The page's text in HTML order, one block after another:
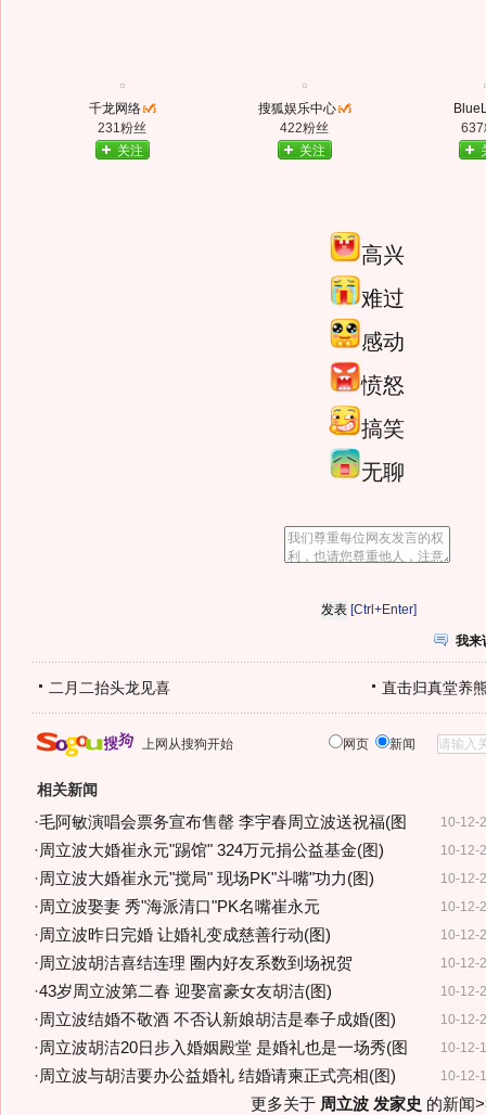
千龙网络
231粉丝
关注
搜狐娱乐中心
422粉丝
关注
637
高兴
难过
感动
愤怒
搞笑
无聊
[Ctrl+Enter]
我来
二月二抬头龙见喜 直击归真堂养
上网从搜狗开始 网页 新闻
相关新闻
10-12-
·毛阿敏演唱会票务宣布售罄 李宇春周立波送祝福(图
10-12-
·周立波大婚崔永元"踢馆" 324万元捐公益基金(图)
10-12-
·周立波大婚崔永元"搅局" 现场PK"斗嘴"功力(图)
10-12-
·周立波娶妻 秀"海派清口"PK名嘴崔永元
10-12-
·周立波昨日完婚 让婚礼变成慈善行动(图)
10-12-
·周立波胡洁喜结连理 圈内好友系数到场祝贺
10-12-
·43岁周立波第二春 迎娶富豪女友胡洁(图)
10-12-
·周立波结婚不敬酒 不否认新娘胡洁是奉子成婚(图)
10-12-
·周立波胡洁20日步入婚姻殿堂 是婚礼也是一场秀(图
10-12-
·周立波与胡洁要办公益婚礼 结婚请柬正式亮相(图)
更多关于 周立波 发家史 的新闻